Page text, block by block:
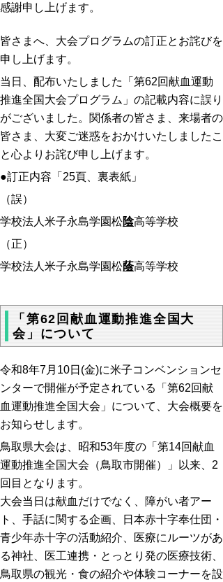
感謝申し上げます。
皆さまへ、大会プログラムの訂正とお詫びを
申し上げます。
当日、配布いたしました「第62回献血運動
推進全国大会プログラム」の記載内容に誤り
がございました。関係者の皆さま、来場者の
皆さま、大変ご迷惑をおかけいたしましたこ
と心よりお詫び申し上げます。
●訂正内容「25頁、裏表紙」
（誤）
学校法人米子永島学園松陰高等学校
（正）
学校法人米子永島学園松蔭高等学校
「第62回献血運動推進全国大
会」について
令和8年7月10日(金)に米子コンベンションセ
ンターで開催が予定されている「第62回献
血運動推進全国大会」について、大会概要を
お知らせします。
鳥取県大会は、昭和53年度の「第14回献血
運動推進全国大会（鳥取市開催）」以来、2
回目となります。
大会当日は献血だけでなく、障がい者アー
ト、手話に関する企画、日本赤十字奉仕団・
青少年赤十字の活動紹介、医療にルーツがあ
る神社、医工連携・とっとり発の医療技術、
鳥取県の観光・食の紹介や体験コーナーを設